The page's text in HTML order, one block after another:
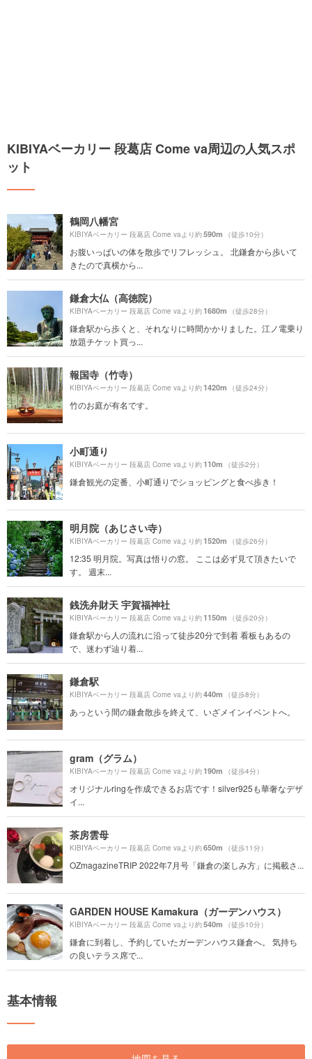
KIBIYAベーカリー 段葛店 Come va周辺の人気スポ
ット
鶴岡八幡宮
KIBIYAベーカリー 段葛店 Come vaより約590m （徒歩10分）
お腹いっぱいの体を散歩でリフレッシュ。 北鎌倉から歩いて
きたので真横から...
鎌倉大仏（高徳院）
KIBIYAベーカリー 段葛店 Come vaより約1680m （徒歩28分）
鎌倉駅から歩くと、それなりに時間かかりました。江ノ電乗り
放題チケット買っ...
報国寺（竹寺）
KIBIYAベーカリー 段葛店 Come vaより約1420m （徒歩24分）
竹のお庭が有名です。
小町通り
KIBIYAベーカリー 段葛店 Come vaより約110m （徒歩2分）
鎌倉観光の定番、小町通りでショッピングと食べ歩き！
明月院（あじさい寺）
KIBIYAベーカリー 段葛店 Come vaより約1520m （徒歩26分）
12:35 明月院。写真は悟りの窓。 ここは必ず見て頂きたいで
す。 週末...
銭洗弁財天 宇賀福神社
KIBIYAベーカリー 段葛店 Come vaより約1150m （徒歩20分）
鎌倉駅から人の流れに沿って徒歩20分で到着 看板もあるの
で、迷わず辿り着...
鎌倉駅
KIBIYAベーカリー 段葛店 Come vaより約440m （徒歩8分）
あっという間の鎌倉散歩を終えて、いざメインイベントへ。
gram（グラム）
KIBIYAベーカリー 段葛店 Come vaより約190m （徒歩4分）
オリジナルringを作成できるお店です！silver925も華奢なデザ
イ...
茶房雲母
KIBIYAベーカリー 段葛店 Come vaより約650m （徒歩11分）
OZmagazineTRIP 2022年7月号「鎌倉の楽しみ方」に掲載さ...
GARDEN HOUSE Kamakura（ガーデンハウス）
KIBIYAベーカリー 段葛店 Come vaより約540m （徒歩10分）
鎌倉に到着し、予約していたガーデンハウス鎌倉へ。 気持ち
の良いテラス席で...
基本情報